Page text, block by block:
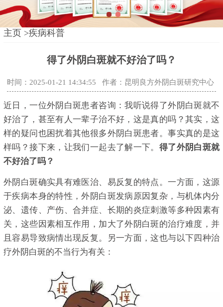
主页 >疾病科普
得了外阴白斑就不好治了吗？
时间：2025-01-21 14:34:55 作者：昆明良方外阴白斑研究中心
近日，一位外阴白斑患者咨询：我听说得了外阴白斑就不
好治了，甚至有人一辈子治不好，这是真的吗？其实，这
样的疑问也困扰着其他很多外阴白斑患者。事实真的是这
样吗？接下来，让我们一起去了解一下。 得了外阴白斑就
不好治了吗？
外阴白斑确实具有难医治、易反复的特点。一方面，这源
于疾病本身的特性，外阴白斑发病原因复杂，与机体内分
泌、遗传、产伤、合并症、长期的炎症刺激等多种因素有
关，这些因素相互作用，加大了外阴白斑的治疗难度，并
且容易导致病情出现反复。另一方面，这也与以下四种治
疗外阴白斑的不当行为有关：